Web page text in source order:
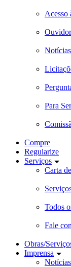
Acesso
Notícias
Para
Compre
Regularize
Serviços
Carta
Todos
Fale
Obras/
Imprensa
Notícias